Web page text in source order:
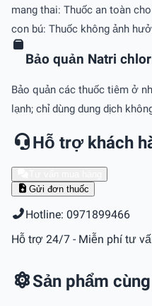
mang thai: Thuốc an toàn
con bú: Thuốc không ảnh
Bảo quản Natri
Bảo quản các thuốc tiêm ở
lạnh; chỉ dùng dung dịch
Hỗ trợ khách
Gửi đơn thuốc
Hotline: 0971899466
Hỗ trợ 24/7 - Miễn phí tư
Sản phẩm